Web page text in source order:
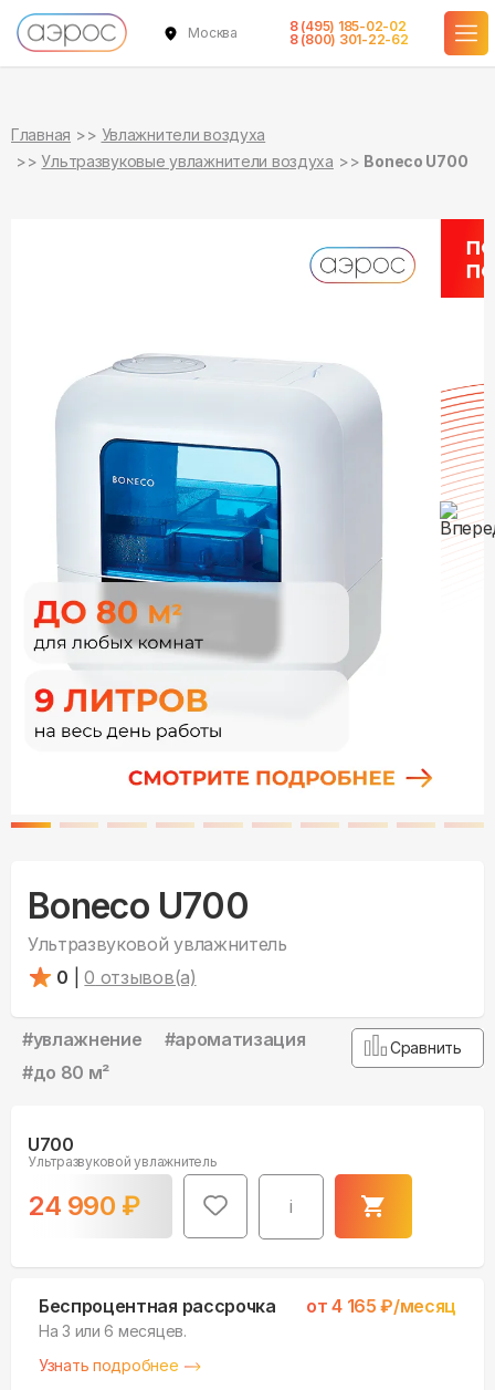
Москва
8 (495) 185-02-02
8 (800) 301-22-62
Главная
Увлажнители воздуха
Ультразвуковые увлажнители воздуха
Boneco U700
Boneco U700
Ультразвуковой увлажнитель
0
0 отзывов(а)
#увлажнение #ароматизация
#до 80 м²
Сравнить
U700
Ультразвуковой увлажнитель
24 990 ₽ i
в наличии
Беспроцентная рассрочка от4 165 ₽/месяц
На 3 или 6 месяцев.
Узнать подробнее